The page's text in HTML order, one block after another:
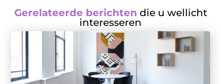
Gerelateerde berichten die u wellicht
interesseren